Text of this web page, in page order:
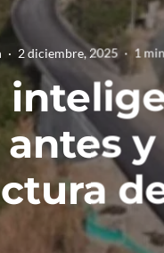
· 2 diciembre, 2025 · 1